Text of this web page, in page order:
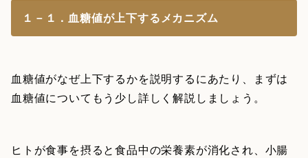
１－１．血糖値が上下するメカニズム
血糖値がなぜ上下するかを説明するにあたり、まずは
血糖値についてもう少し詳しく解説しましょう。
ヒトが食事を摂ると食品中の栄養素が消化され、小腸